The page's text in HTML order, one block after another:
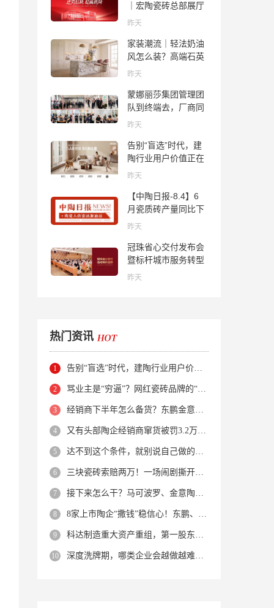
｜宏陶瓷砖总部展厅
焕新升级开工大吉
昨天
家装潮流｜轻法奶油
风怎么装？高端石英
石品牌法萨石，打造
昨天
蒙娜丽莎集团管理团
队到终端去，厂商同
心找到市场的答案
昨天
告别“盲选”时代，建
陶行业用户价值正在
被改写！
昨天
【中陶日报-8.4】6
月瓷质砖产量同比下
降超10％；2家中国
ARCHIDEX 2026石
材展；东鹏已斥资
4852万回购股份；方
昨天
冠珠省心交付发布会
暨标杆城市服务转型
集训会圆满举行
昨天
热门资讯
告别“盲选”时代，建陶行业用户价值正在被改写！
骂业主是“穷逼”？网红瓷砖品牌的“真实面目”被揭开了！
经销商下半年怎么备货？东鹏金意陶马可波罗等10大品牌集体亮剑
又有头部陶企经销商窜货被罚3.2万！品牌区域保护岌岌可危？
达不到这个条件，就别说自己做的是质感砖！
三块瓷砖索赔两万！一场闹剧撕开了装修“碰瓷”的遮羞布
接下来怎么干？马可波罗、金意陶、蒙娜丽莎、箭牌、欧神诺、宏宇…
8家上市陶企“撒钱”稳信心！东鹏、蒙娜丽莎等启动回购增持
科达制造重大资产重组，第一股东易主！
深度洗牌期，哪类企业会越做越难？哪类企业能逆势突围？